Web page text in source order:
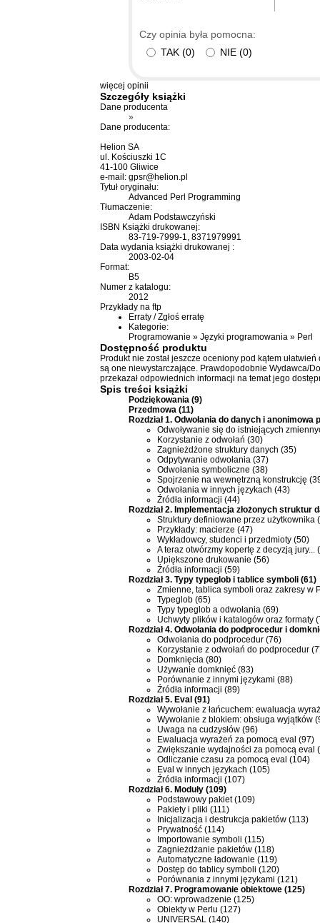
Czy opinia była pomocna:
TAK (0) NIE (0)
więcej opinii
Szczegóły książki
Dane producenta
»
Dane producenta:
Helion SA
ul. Kościuszki 1C
41-100 Gliwice
e-mail: gpsr@helion.pl
Tytuł oryginału:
Advanced Perl Programming
Tłumaczenie:
Adam Podstawczyński
ISBN Książki drukowanej:
83-719-7999-1, 8371979991
Data wydania książki drukowanej :
2003-02-04
Format:
B5
Numer z katalogu:
2012
Przykłady na ftp
Erraty /Zgłoś erratę
Kategorie:
Programowanie » Języki programowania » Perl
Dostępność produktu
Produkt nie został jeszcze oceniony pod kątem
są one niewystarczające. Prawdopodobnie Wydawca/
przekazał odpowiednich informacji na temat jego
Spis treści książki
Podziękowania (9)
Przedmowa (11)
Rozdział 1. Odwołania do danych i anonimowa
Odwoływanie się do istniejących
Korzystanie z odwołań (30)
Zagnieżdżone struktury danych (35)
Odpytywanie odwołania (37)
Odwołania symboliczne (38)
Spojrzenie na wewnętrzną konstrukcję
Odwołania w innych językach (43)
Źródła informacji (44)
Rozdział 2. Implementacja złożonych struktur
Struktury definiowane przez użytkownika
Przykłady: macierze (47)
Wykładowcy, studenci i przedmioty (50)
A teraz otwórzmy kopertę z decyzją jury...
Upiększone drukowanie (56)
Źródła informacji (59)
Rozdział 3. Typy typeglob i tablice symboli (61)
Zmienne, tablica symboli oraz zakresy w
Typeglob (65)
Typy typeglob a odwołania (69)
Uchwyty plików i katalogów oraz formaty
Rozdział 4. Odwołania do podprocedur i
Odwołania do podprocedur (76)
Korzystanie z odwołań do podprocedur
Domknięcia (80)
Używanie domknięć (83)
Porównanie z innymi językami (88)
Źródła informacji (89)
Rozdział 5. Eval (91)
Wywołanie z łańcuchem: ewaluacja
Wywołanie z blokiem: obsługa wyjątków
Uwaga na cudzysłów (96)
Ewaluacja wyrażeń za pomocą eval (97)
Zwiększanie wydajności za pomocą eval
Odliczanie czasu za pomocą eval (104)
Eval w innych językach (105)
Źródła informacji (107)
Rozdział 6. Moduły (109)
Podstawowy pakiet (109)
Pakiety i pliki (111)
Inicjalizacja i destrukcja pakietów (113)
Prywatność (114)
Importowanie symboli (115)
Zagnieżdżanie pakietów (118)
Automatyczne ładowanie (119)
Dostęp do tablicy symboli (120)
Porównania z innymi językami (121)
Rozdział 7. Programowanie obiektowe (125)
OO: wprowadzenie (125)
Obiekty w Perlu (127)
UNIVERSAL (140)